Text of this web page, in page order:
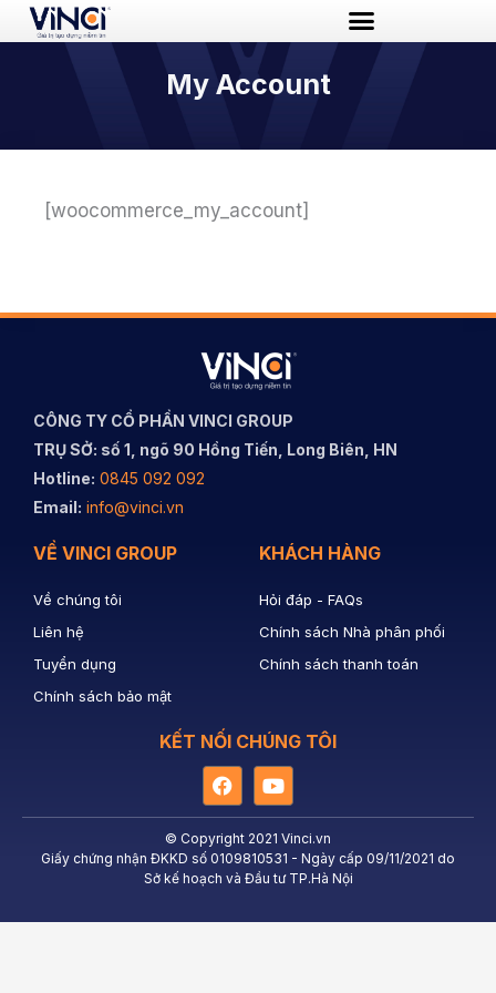
Nhảy
tới
My Account
[woocommerce_my_account]
CÔNG TY CỔ PHẦN VINCI GROUP
TRỤ SỞ: số 1, ngõ 90 Hồng Tiến, Long Biên, HN
Hotline: 0845 092 092
Email: info@vinci.vn
VỀ VINCI GROUP
Về chúng tôi
Liên hệ
Tuyển dụng
Chính sách bảo mật
KHÁCH HÀNG
Hỏi đáp - FAQs
Chính sách Nhà phân phối
Chính sách thanh toán
KẾT NỐI CHÚNG TÔI
FacebookYoutube
© Copyright 2021 Vinci.vn
Giấy chứng nhận ĐKKD số 0109810531 - Ngày cấp 09/11/2021 do
Sở kế hoạch và Đầu tư TP.Hà Nội